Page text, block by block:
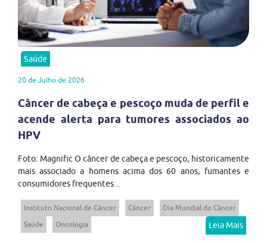
Saúde
20 de Julho de 2026
Câncer de cabeça e pescoço muda de perfil e
acende alerta para tumores associados ao
HPV
Foto: Magnific O câncer de cabeça e pescoço, historicamente
mais associado a homens acima dos 60 anos, fumantes e
consumidores frequentes...
Instituto Nacional de Câncer Câncer
Dia Mundial do Câncer
Saúde
Oncologia Leia Mais